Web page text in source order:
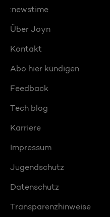
:newstime
Über Joyn
Kontakt
Abo hier kündigen
Feedback
Tech blog
Karriere
Impressum
Jugendschutz
Datenschutz
Transparenzhinweise